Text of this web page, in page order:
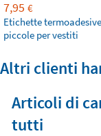
7,95 €
Etichette termoadesive
piccole per vestiti
Altri clienti
Articoli di
tutti